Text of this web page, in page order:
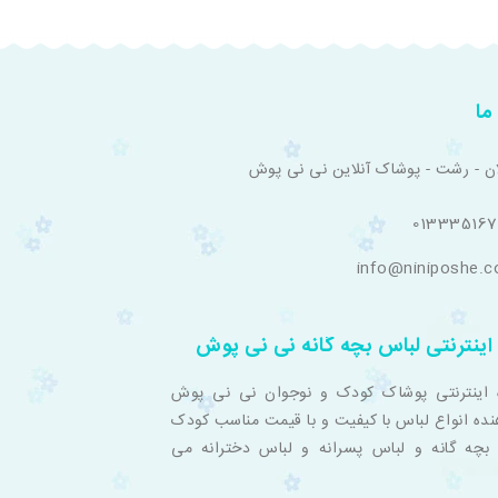
- رشت - پوشاک آنلاین نی نی پوش
اینترنتی لباس بچه گانه نی نی پوش
اینترنتی پوشاک کودک و نوجوان نی نی پوش
انواع لباس با کیفیت و با قیمت مناسب کودک
گانه و لباس پسرانه و لباس دخترانه می